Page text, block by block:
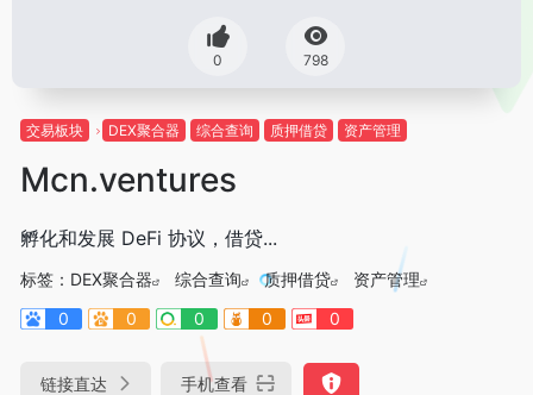
0 798
交易板块 DEX聚合器 综合查询 质押借贷 资产管理
Mcn.ventures
孵化和发展 DeFi 协议，借贷...
标签： DEX聚合器 综合查询 质押借贷
资产管理
0
0 0 0 0
链接直达 手机查看